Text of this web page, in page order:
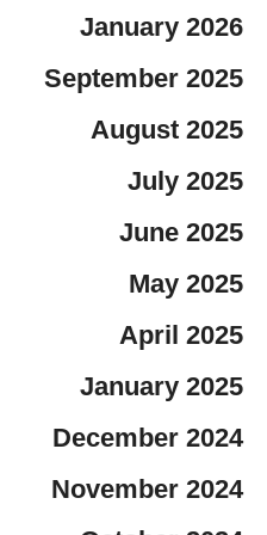
January 2026
September 2025
August 2025
July 2025
June 2025
May 2025
April 2025
January 2025
December 2024
November 2024